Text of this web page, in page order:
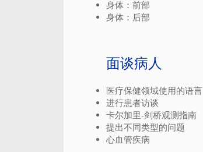
身体：前部
身体：后部
面谈病人
医疗保健领域使用的语言
进行患者访谈
卡尔加里-剑桥观测指南
提出不同类型的问题
心血管疾病